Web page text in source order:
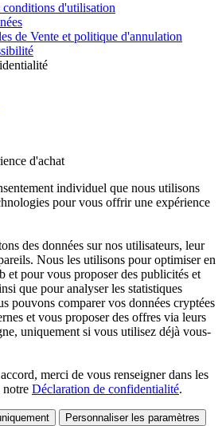
conditions d'utilisation
de Vente et politique d'annulation
d'achat
individuel que nous utilisons
pour vous offrir une expérience
des données sur nos utilisateurs, leur
Nous les utilisons pour optimiser en
et pour vous proposer des publicités et
que pour analyser les statistiques
pouvons comparer vos données cryptées
et vous proposer des offres via leurs
uniquement si vous utilisez déjà vous-
merci de vous renseigner dans les
notre Déclaration de confidentialité.
Personnaliser les paramètres